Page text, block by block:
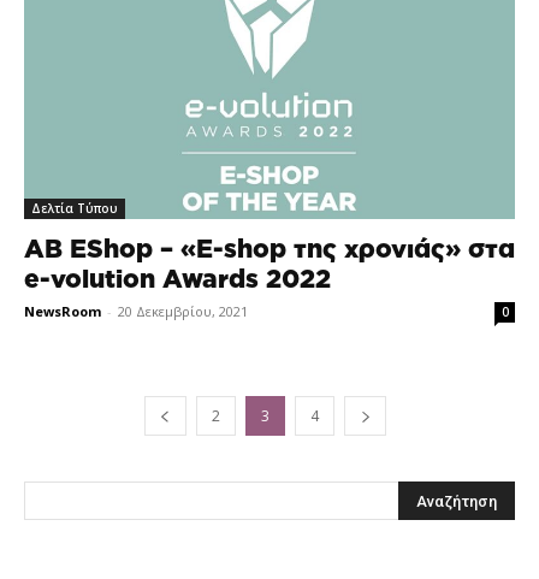
Δελτία Τύπου
AB EShop – «E-shop της χρονιάς» στα
e-volution Awards 2022
NewsRoom - 20 Δεκεμβρίου, 2021 0
2 3 4